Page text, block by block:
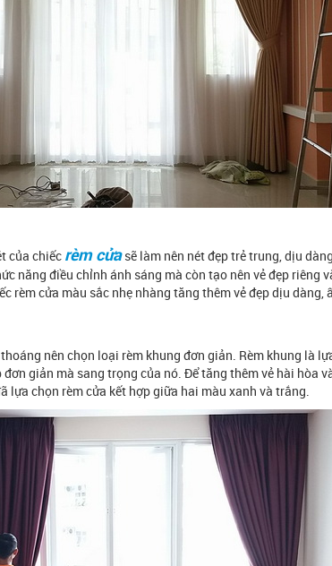
của chiếc rèm cửasẽ làm nên nét đẹp trẻ trung, dịu
năng điều chỉnh ánh sáng mà còn tạo nên vẻ đẹp riêng
rèm cửa màu sắc nhẹ nhàng tăng thêm vẻ đẹp dịu dàng,
nên chọn loại rèm khung đơn giản. Rèm khung là
giản mà sang trọng của nó. Để tăng thêm vẻ hài hòa
lựa chọn rèm cửa kết hợp giữa hai màu xanh và trắng.